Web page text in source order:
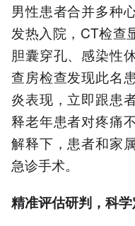
男性患者合并多种
发热入院，CT检查
胆囊穿孔、感染性
查房检查发现此名
炎表现，立即跟患
释老年患者对疼痛
解释下，患者和家
急诊手术。
精准评估研判，科